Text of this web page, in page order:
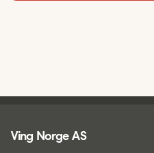
Ving Norge AS